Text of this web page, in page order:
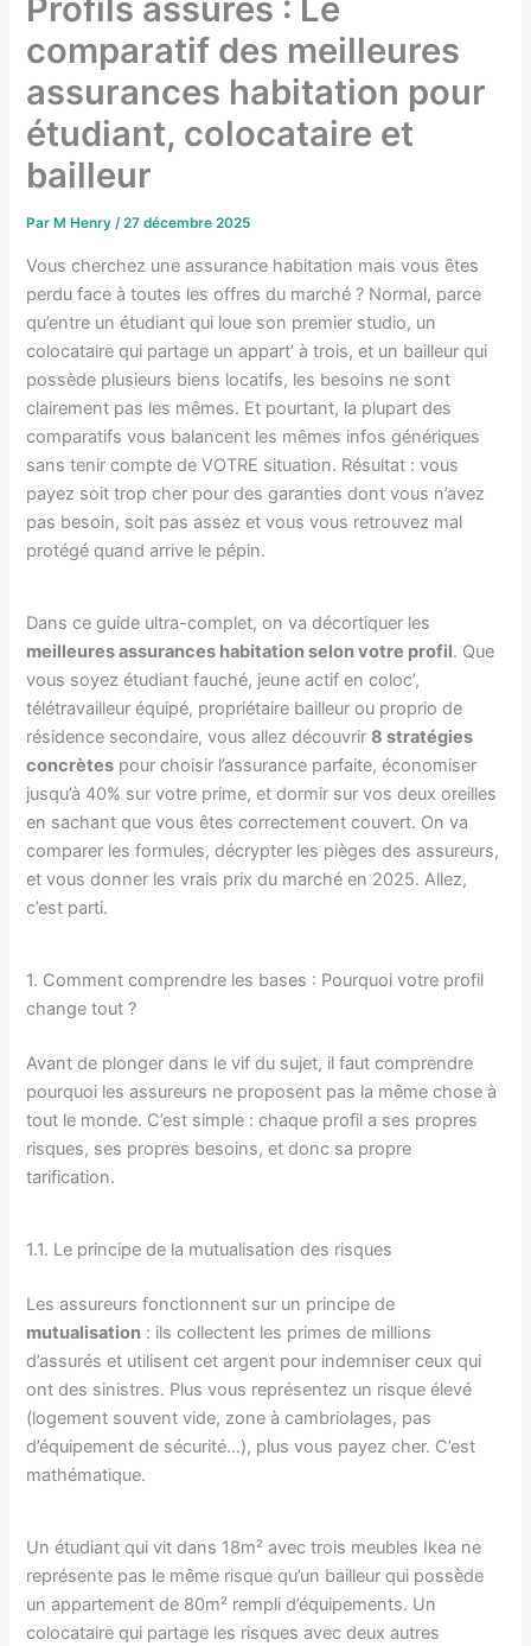
Profils assurés : Le
comparatif des meilleures
assurances habitation pour
étudiant, colocataire et
bailleur
Par M Henry/27 décembre 2025
Vous cherchez une assurance habitation mais vous êtes
perdu face à toutes les offres du marché ? Normal, parce
qu’entre un étudiant qui loue son premier studio, un
colocataire qui partage un appart’ à trois, et un bailleur qui
possède plusieurs biens locatifs, les besoins ne sont
clairement pas les mêmes. Et pourtant, la plupart des
comparatifs vous balancent les mêmes infos génériques
sans tenir compte de VOTRE situation. Résultat : vous
payez soit trop cher pour des garanties dont vous n’avez
pas besoin, soit pas assez et vous vous retrouvez mal
protégé quand arrive le pépin.
Dans ce guide ultra-complet, on va décortiquer les
meilleures assurances habitation selon votre profil. Que
vous soyez étudiant fauché, jeune actif en coloc’,
télétravailleur équipé, propriétaire bailleur ou proprio de
résidence secondaire, vous allez découvrir8 stratégies
concrètes pour choisir l’assurance parfaite, économiser
jusqu’à 40% sur votre prime, et dormir sur vos deux oreilles
en sachant que vous êtes correctement couvert. On va
comparer les formules, décrypter les pièges des assureurs,
et vous donner les vrais prix du marché en 2025. Allez,
c’est parti.
1. Comment comprendre les bases : Pourquoi votre profil
change tout ?
Avant de plonger dans le vif du sujet, il faut comprendre
pourquoi les assureurs ne proposent pas la même chose à
tout le monde. C’est simple : chaque profil a ses propres
risques, ses propres besoins, et donc sa propre
tarification.
1.1. Le principe de la mutualisation des risques
Les assureurs fonctionnent sur un principe de
mutualisation : ils collectent les primes de millions
d’assurés et utilisent cet argent pour indemniser ceux qui
ont des sinistres. Plus vous représentez un risque élevé
(logement souvent vide, zone à cambriolages, pas
d’équipement de sécurité…), plus vous payez cher. C’est
mathématique.
Un étudiant qui vit dans 18m² avec trois meubles Ikea ne
représente pas le même risque qu’un bailleur qui possède
un appartement de 80m² rempli d’équipements. Un
colocataire qui partage les risques avec deux autres